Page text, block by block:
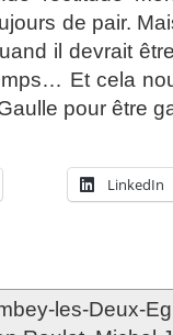
de pair.
il devrait
Et cela
pour être
LinkedIn
les-Deux-